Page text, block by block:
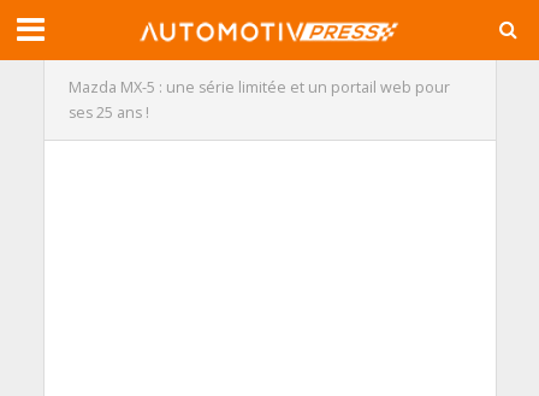
Mazda MX-5 : une série limitée et un portail web pour
ses 25 ans !